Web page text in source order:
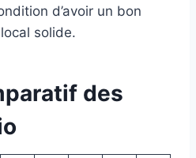
d’avoir un bon
solide.
des